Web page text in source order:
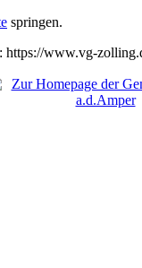
springen.
https://www.vg-